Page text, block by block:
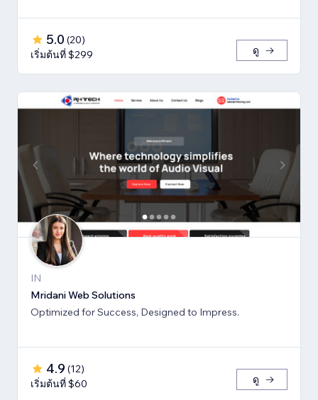
5.0 (20)
เริ่มต้นที่ $299
ดู
IN
Mridani Web Solutions
Optimized for Success, Designed to Impress.
4.9 (12)
เริ่มต้นที่ $60
ดู